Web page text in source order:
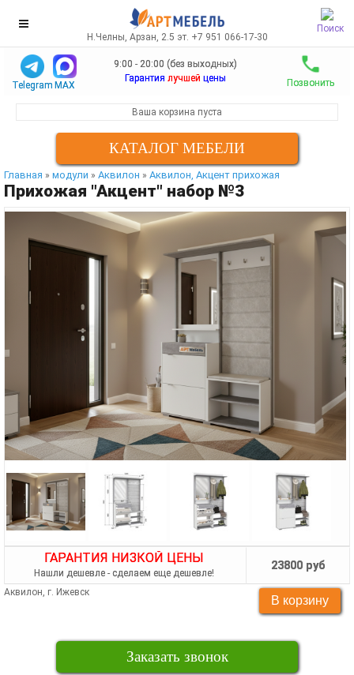
Поиск
Н.Челны, Арзан, 2.5 эт. +7 951 066-17-30
Telegram MAX
9:00 - 20:00 (без выходных)
Гарантия лучшей цены Позвонить
Ваша корзина пуста
КАТАЛОГ МЕБЕЛИ
Главная » модули » Аквилон » Аквилон, Акцент прихожая
Прихожая "Акцент" набор №3
ГАРАНТИЯ НИЗКОЙ ЦЕНЫ
Нашли дешевле - сделаем еще дешевле!
23800 руб
Аквилон, г. Ижевск
Заказать звонок